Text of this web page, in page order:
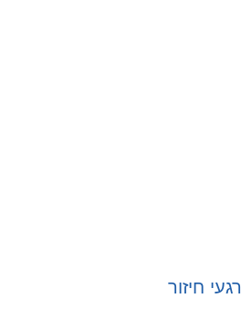
רגעי חיזור